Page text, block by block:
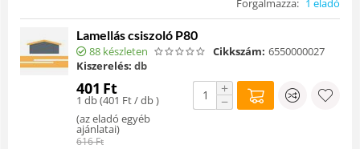
Forgalmazza: 1 eladó
Lamellás csiszoló P80
88 készleten Cikkszám: 6550000027
Kiszerelés: db
401 Ft
1 db (401 Ft/ db )
(az eladó egyéb
ajánlatai)
616Ft
+
−